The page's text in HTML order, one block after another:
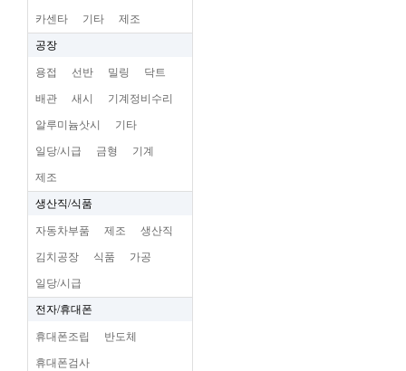
카센타 기타 제조
공장
용접 선반 밀링 닥트
배관 새시 기계정비수리
알루미늄삿시 기타
일당/시급 금형 기계
제조
생산직/식품
자동차부품 제조 생산직
김치공장 식품 가공
일당/시급
전자/휴대폰
휴대폰조립 반도체
휴대폰검사